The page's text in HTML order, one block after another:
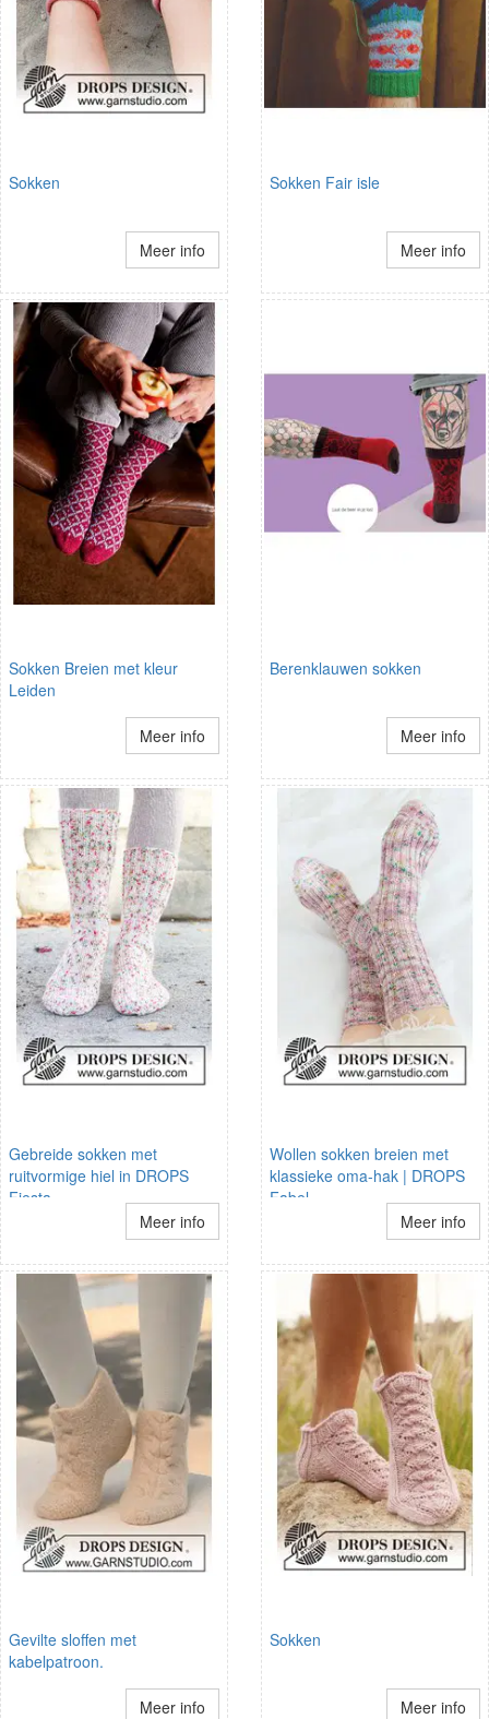
Sokken
Meer info
Sokken Fair isle
Meer info
Sokken Breien met kleur
Leiden
Meer info
Berenklauwen sokken
Meer info
Gebreide sokken met
ruitvormige hiel in DROPS
Fiesta
Meer info
Wollen sokken breien met
klassieke oma-hak | DROPS
Fabel
Meer info
Gevilte sloffen met
kabelpatroon.
Meer info
Sokken
Meer info